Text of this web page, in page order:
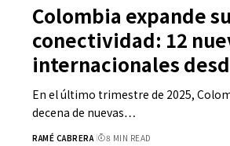
Colombia expande su
conectividad: 12
internacionales
En el último trimestre de 2025,
decena de nuevas…
RAMÉ CABRERA 8 MIN READ